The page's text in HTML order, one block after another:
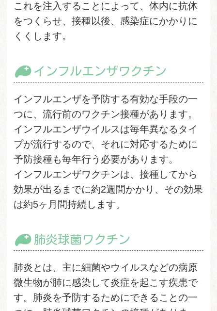
これを注入することによって、体内に抗体
をつくらせ、接種以後、感染症にかかりに
くくします。
インフルエンザワクチン
インフルエンザを予防する有効な手段の一
つに、流行前のワクチン接種があります。
インフルエンザウイルスは毎年異なるタイ
プが流行するので、それに対応するために
予防接種も毎年行う必要があります。
インフルエンザワクチンは、接種してから
効果が出るまでに約2週間かかり、その効果
は約5ヶ月間持続します。
肺炎球菌ワクチン
肺炎とは、主に細菌やウイルスなどの病原
微生物が肺に感染して炎症を起こす疾患で
す。肺炎を予防するためにできることの一